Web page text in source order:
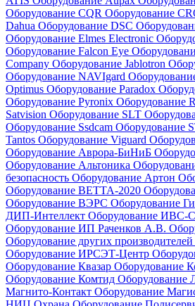
Оборудование CQR Оборудование
Dahua Оборудование DSC
Оборудование Elmes Electronic
Оборудование Falcon Eye
Company Оборудование Jablotron
Оборудование NAVIgard
Optimus Оборудование Paradox
Оборудование Pyronix Оборудование
Satvision Оборудование SLT
Оборудование Ssdcam Оборудование
Tantos Оборудование Viguard
Оборудование Аврора-БиНиБ
Оборудование Альтоника
безопасность Оборудование Артон
Оборудование ВЕТТА-2020
Оборудование ВЭРС Оборудование
ДИП-Интеллект Оборудование ИВС-
Оборудование ИП Раченков А.В.
Оборудование других производителей
Оборудование ИРСЭТ-Центр
Оборудование Квазар Оборудование
Оборудование Комтид Оборудование
Магнито-Контакт Оборудование